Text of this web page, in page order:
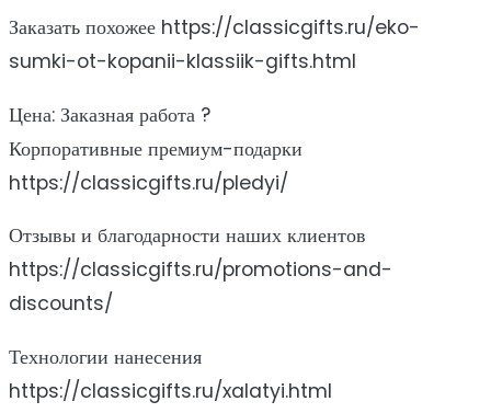
Заказать похожее https://classicgifts.ru/eko-
sumki-ot-kopanii-klassiik-gifts.html
Цена: Заказная работа ?
Корпоративные премиум-подарки
https://classicgifts.ru/pledyi/
Отзывы и благодарности наших клиентов
https://classicgifts.ru/promotions-and-
discounts/
Технологии нанесения
https://classicgifts.ru/xalatyi.html